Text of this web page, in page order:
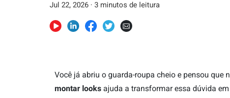
Jul 22, 2026 · 3 minutos de leitura
Você já abriu o guarda-roupa cheio e pensou que
montar looksajuda a transformar essa dúvida